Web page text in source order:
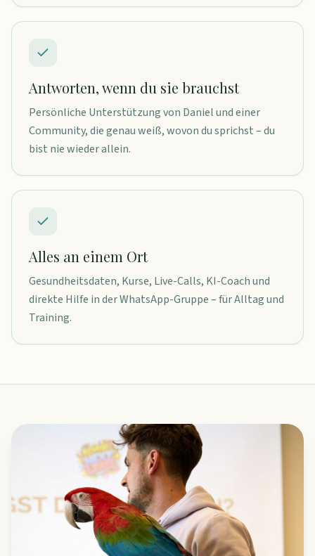
Antworten, wenn du sie brauchst
Persönliche Unterstützung von Daniel und einer
Community, die genau weiß, wovon du sprichst – du
bist nie wieder allein.
Alles an einem Ort
Gesundheitsdaten, Kurse, Live-Calls, KI-Coach und
direkte Hilfe in der WhatsApp-Gruppe – für Alltag und
Training.